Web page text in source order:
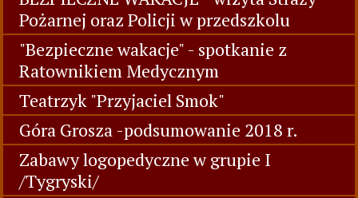
Pożarnej oraz Policji w przedszkolu
"Bezpieczne wakacje" - spotkanie z
Ratownikiem Medycznym
Teatrzyk "Przyjaciel Smok"
Góra Grosza -podsumowanie 2018 r.
Zabawy logopedyczne w grupie I
/Tygryski/